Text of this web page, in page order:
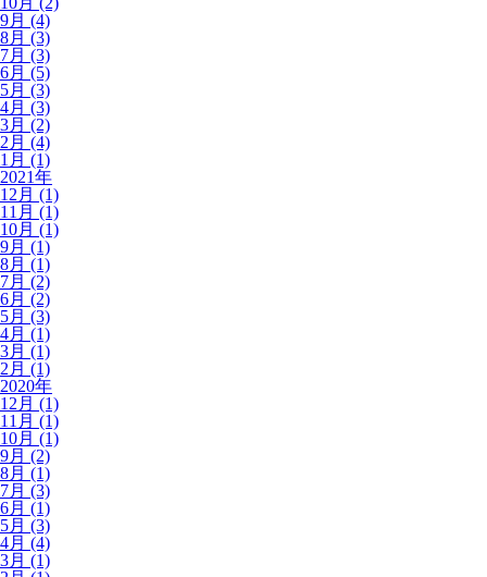
9月 (4)
8月 (3)
7月 (3)
6月 (5)
5月 (3)
4月 (3)
3月 (2)
2月 (4)
1月 (1)
2021年
12月 (1)
11月 (1)
10月 (1)
9月 (1)
8月 (1)
7月 (2)
6月 (2)
5月 (3)
4月 (1)
3月 (1)
2月 (1)
2020年
12月 (1)
11月 (1)
10月 (1)
9月 (2)
8月 (1)
7月 (3)
6月 (1)
5月 (3)
4月 (4)
3月 (1)